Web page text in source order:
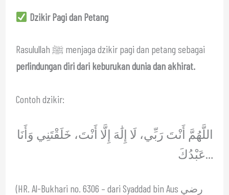
Dzikir Pagi dan Petang
Rasulullah ﷺ menjaga dzikir pagi dan petang sebagai
perlindungan diri dari keburukan dunia dan akhirat.
Contoh dzikir:
اللَّهُمَّ أَنْتَ رَبِّي، لَا إِلَٰهَ إِلَّا أَنْتَ، خَلَقْتَنِي وَأَنَا
عَبْدُكَ…
(HR. Al-Bukhari no. 6306 – dari Syaddad bin Aus رضي